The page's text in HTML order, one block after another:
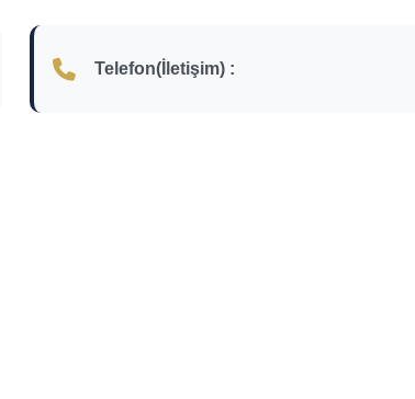
Telefon(İletişim) :